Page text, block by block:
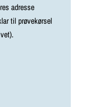
adresse
til prøvekørsel